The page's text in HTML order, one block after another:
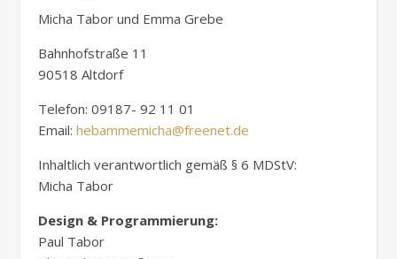
Micha Tabor und Emma Grebe
Bahnhofstraße 11
90518 Altdorf
Telefon: 09187- 92 11 01
Email: hebammemicha@freenet.de
Inhaltlich verantwortlich gemäß § 6 MDStV:
Micha Tabor
Design & Programmierung:
Paul Tabor